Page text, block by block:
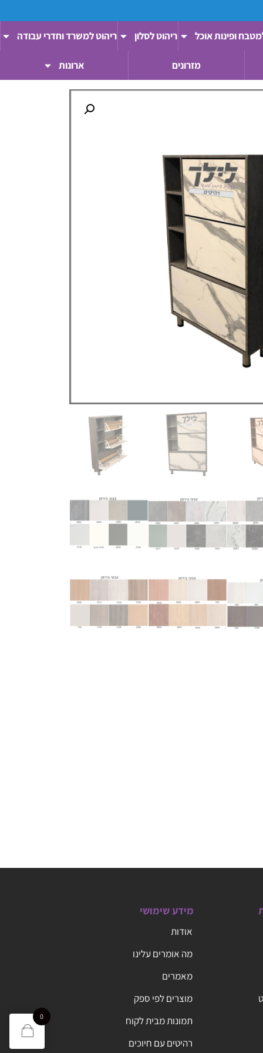
ופינות אוכל ריהוט לסלון ריהוט למשרד וחדרי עבודה
מזרונים ארונות
מידע שימושי
אודות
מה אומרים עלינו
מאמרים
מוצרים לפי ספק
תמונות מבית לקוח
רהיטים עם חיוכים
0